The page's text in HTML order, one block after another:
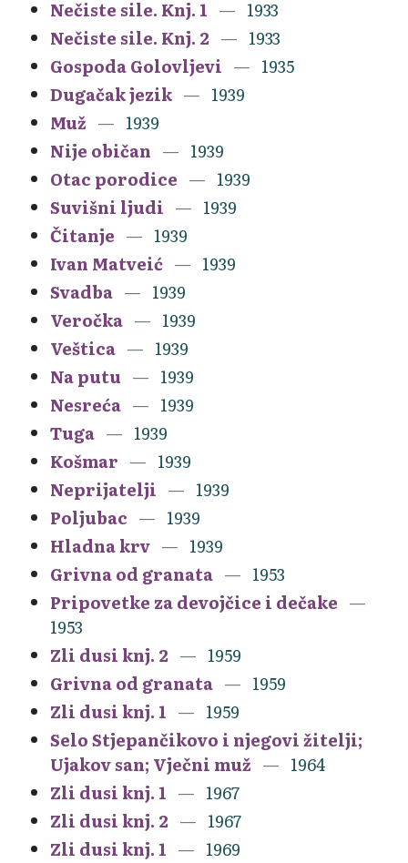
Nečiste sile. Knj. 1
1933
Nečiste sile. Knj. 2
1933
Gospoda Golovljevi
1935
Dugačak jezik
1939
Muž
1939
Nije običan
1939
Otac porodice
1939
Suvišni ljudi
1939
Čitanje
1939
Ivan Matveić
1939
Svadba
1939
Veročka
1939
Veštica
1939
Na putu
1939
Nesreća
1939
Tuga
1939
Košmar
1939
Neprijatelji
1939
Poljubac
1939
Hladna krv
1939
Grivna od granata
1953
Pripovetke za devojčice i dečake
1953
Zli dusi knj. 2
1959
Grivna od granata
1959
Zli dusi knj. 1
1959
Selo Stjepančikovo i njegovi žitelji;
Ujakov san; Vječni muž
1964
Zli dusi knj. 1
1967
Zli dusi knj. 2
1967
Zli dusi knj. 1
1969